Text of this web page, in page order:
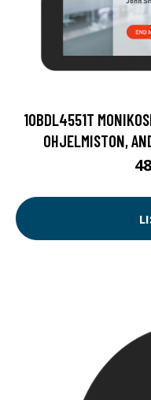
10BDL4551T
OHJELMISTON,